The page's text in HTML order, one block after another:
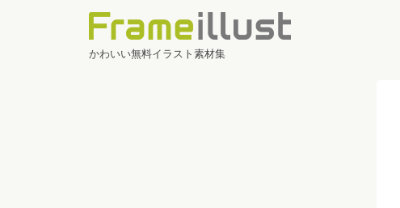
かわいい無料イラスト素材集